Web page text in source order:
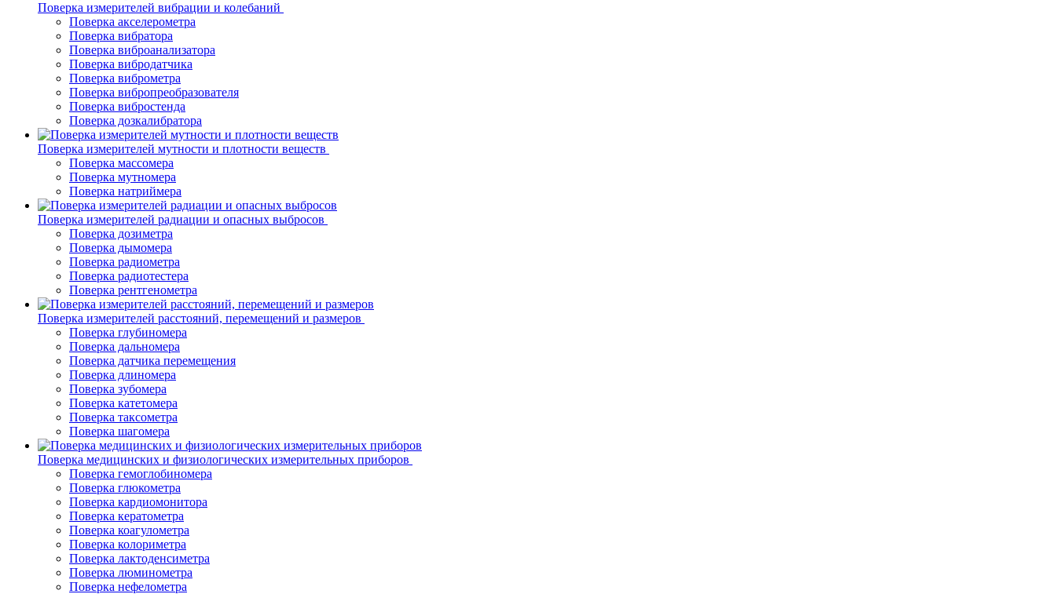
Поверка измерителей вибрации и колебаний
Поверка акселерометра
Поверка вибратора
Поверка виброанализатора
Поверка вибродатчика
Поверка виброметра
Поверка вибропреобразователя
Поверка вибростенда
Поверка дозкалибратора
Поверка измерителей мутности и плотности веществ
Поверка массомера
Поверка мутномера
Поверка натриймера
Поверка измерителей радиации и опасных выбросов
Поверка дозиметра
Поверка дымомера
Поверка радиометра
Поверка радиотестера
Поверка рентгенометра
Поверка измерителей расстояний, перемещений и размеров
Поверка глубиномера
Поверка дальномера
Поверка датчика перемещения
Поверка длиномера
Поверка зубомера
Поверка катетомера
Поверка таксометра
Поверка шагомера
Поверка медицинских и физиологических измерительных приборов
Поверка гемоглобиномера
Поверка глюкометра
Поверка кардиомонитора
Поверка кератометра
Поверка коагулометра
Поверка колориметра
Поверка лактоденсиметра
Поверка люминометра
Поверка нефелометра